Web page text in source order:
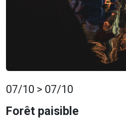
07/10 > 07/10
Forêt paisible